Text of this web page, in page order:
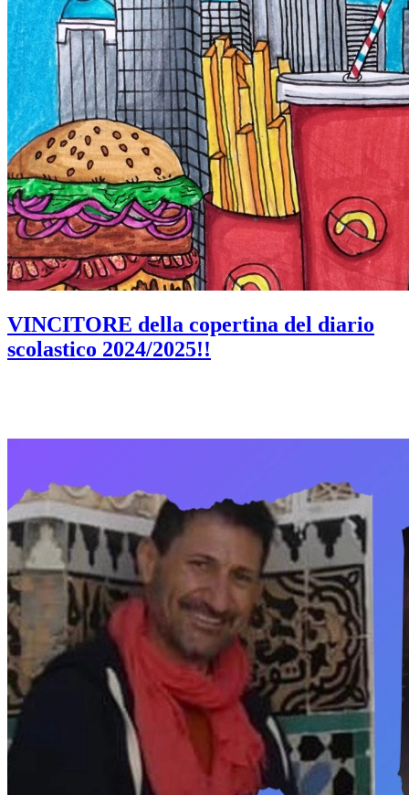
VINCITORE della copertina del diario
scolastico 2024/2025!!